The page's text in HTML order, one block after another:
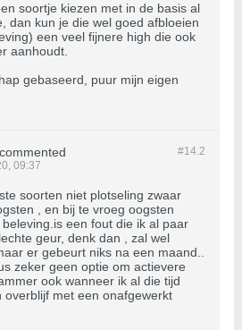
soortje kiezen met in de basis al
dan kun je die wel goed afbloeien
een veel fijnere high die ook
aanhoudt.
gebaseerd, puur mijn eigen
#14.2
commented
09:37
soorten niet plotseling zwaar
, en bij te vroeg oogsten
een fout die ik al paar
geur, denk dan , zal wel
er gebeurt niks na een maand..
zeker geen optie om actievere
ook wanneer ik al die tijd
overblijf met een onafgewerkt